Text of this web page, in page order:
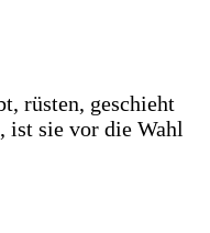
rüsten, geschieht
ist sie vor die Wahl